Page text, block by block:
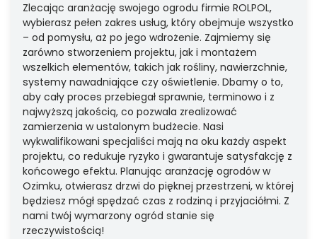
Zlecając aranżację swojego ogrodu firmie ROLPOL,
wybierasz pełen zakres usług, który obejmuje wszystko
– od pomysłu, aż po jego wdrożenie. Zajmiemy się
zarówno stworzeniem projektu, jak i montażem
wszelkich elementów, takich jak rośliny, nawierzchnie,
systemy nawadniające czy oświetlenie. Dbamy o to,
aby cały proces przebiegał sprawnie, terminowo i z
najwyższą jakością, co pozwala zrealizować
zamierzenia w ustalonym budżecie. Nasi
wykwalifikowani specjaliści mają na oku każdy aspekt
projektu, co redukuje ryzyko i gwarantuje satysfakcję z
końcowego efektu. Planując aranżację ogrodów w
Ozimku, otwierasz drzwi do pięknej przestrzeni, w której
będziesz mógł spędzać czas z rodziną i przyjaciółmi. Z
nami twój wymarzony ogród stanie się
rzeczywistością!